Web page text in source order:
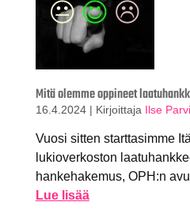
Mitä olemme oppineet
16.4.2024 | Kirjoittaja Ilse
Vuosi sitten starttasimme
lukioverkoston
hankehakemus, OPH:n
Lue lisää